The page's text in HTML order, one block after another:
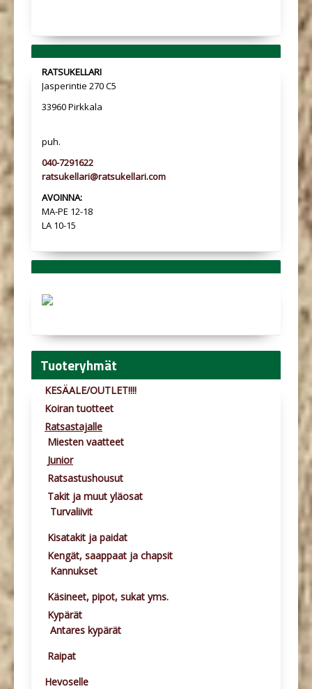
RATSUKELLARI
Jasperintie 270 C5
33960 Pirkkala
puh.
040-7291622
ratsukellari@ratsukellari.com
AVOINNA:
MA-PE 12-18
LA 10-15
Tuoteryhmät
KESÄALE/OUTLET!!!!
Koiran tuotteet
Ratsastajalle
Miesten vaatteet
Junior
Ratsastushousut
Takit ja muut yläosat
Turvaliivit
Kisatakit ja paidat
Kengät, saappaat ja chapsit
Kannukset
Käsineet, pipot, sukat yms.
Kypärät
Antares kypärät
Raipat
Hevoselle